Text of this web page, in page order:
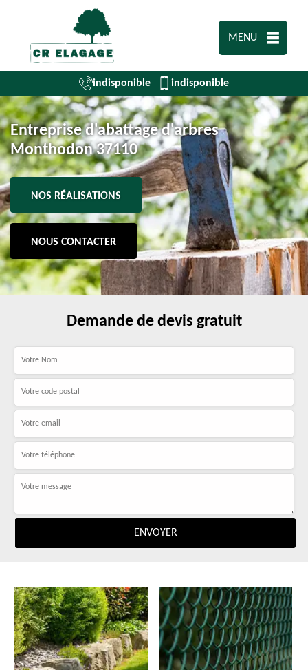
MENU
indisponible indisponible
Entreprise d'abattage d'arbres
Monthodon 37110
NOS RÉALISATIONS
NOUS CONTACTER
Demande de devis gratuit